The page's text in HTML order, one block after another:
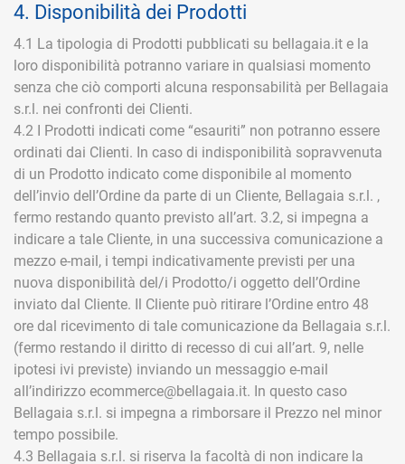
4. Disponibilità dei Prodotti
4.1 La tipologia di Prodotti pubblicati su bellagaia.it e la
loro disponibilità potranno variare in qualsiasi momento
senza che ciò comporti alcuna responsabilità per Bellagaia
s.r.l. nei confronti dei Clienti.
4.2 I Prodotti indicati come “esauriti” non potranno essere
ordinati dai Clienti. In caso di indisponibilità sopravvenuta
di un Prodotto indicato come disponibile al momento
dell’invio dell’Ordine da parte di un Cliente, Bellagaia s.r.l. ,
fermo restando quanto previsto all’art. 3.2, si impegna a
indicare a tale Cliente, in una successiva comunicazione a
mezzo e-mail, i tempi indicativamente previsti per una
nuova disponibilità del/i Prodotto/i oggetto dell’Ordine
inviato dal Cliente. Il Cliente può ritirare l’Ordine entro 48
ore dal ricevimento di tale comunicazione da Bellagaia s.r.l.
(fermo restando il diritto di recesso di cui all’art. 9, nelle
ipotesi ivi previste) inviando un messaggio e-mail
all’indirizzo ecommerce@bellagaia.it. In questo caso
Bellagaia s.r.l. si impegna a rimborsare il Prezzo nel minor
tempo possibile.
4.3 Bellagaia s.r.l. si riserva la facoltà di non indicare la